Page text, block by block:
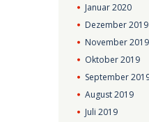
Januar2020
Dezember2019
November2019
Oktober2019
September
August2019
Juli2019